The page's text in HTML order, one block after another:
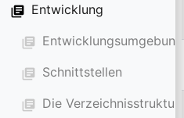
library_books Entwicklung
library_books Entwicklungsumgebung
library_books Schnittstellen
library_books Die Verzeichnisstruktur